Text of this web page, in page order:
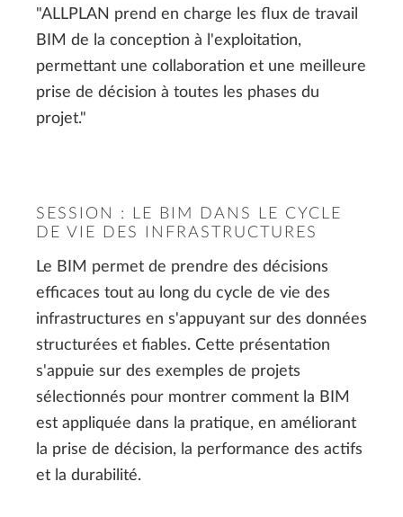
"ALLPLAN prend en charge les flux de travail
BIM de la conception à l'exploitation,
permettant une collaboration et une meilleure
prise de décision à toutes les phases du
projet."
SESSION : LE BIM DANS LE CYCLE
DE VIE DES INFRASTRUCTURES
Le BIM permet de prendre des décisions
efficaces tout au long du cycle de vie des
infrastructures en s'appuyant sur des données
structurées et fiables. Cette présentation
s'appuie sur des exemples de projets
sélectionnés pour montrer comment la BIM
est appliquée dans la pratique, en améliorant
la prise de décision, la performance des actifs
et la durabilité.